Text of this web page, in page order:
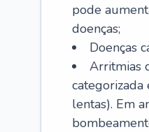
pode
doenças;
Doenças
Arritmias
categorizada
lentas). Em